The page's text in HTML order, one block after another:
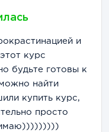
и
курс
будьте готовы к
найти
купить курс,
просто